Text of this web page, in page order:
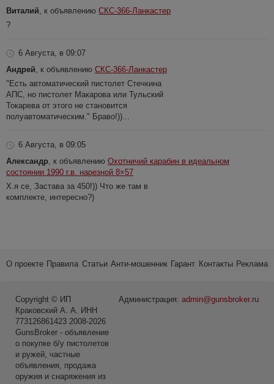
Виталий, к объявлению СКС-366-Ланкастер
?
6 Августа, в 09:07
Андрей, к объявлению СКС-366-Ланкастер
"Есть автоматический пистолет Стечкина
АПС, но пистолет Макарова или Тульский
Токарева от этого не становится
полуавтоматическим." Браво!))...
6 Августа, в 09:05
Александр, к объявлению Охотничий карабин в идеальном
состоянии 1990 г.в. нарезной 8×57
Х.я се, Застава за 450!)) Что же там в
комплекте, интересно?)
О проекте Правила Статьи Анти-мошенник Гарант Контакты Реклама
Администрация: admin@gunsbroker.ru
Copyright © ИП
Краковский А. А. ИНН
773126861423 2008-2026
GunsBroker - объявление
о покупке б/у пистолетов
и ружей, частные
объявления, продажа
оружия и снаряжения из